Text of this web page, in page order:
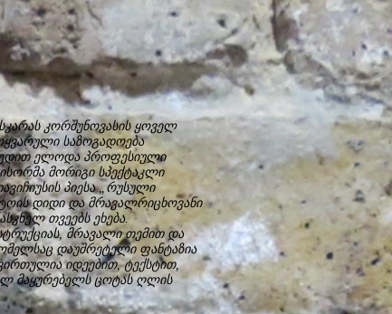
კორშუნოვასის ყოველ
საზოგადოება
ელოდა პროფესიული
მორიგი სპექტაკლი
პიესა „რუსული
დიდი და მრავალრიცხოვანი
თვეებს ეხება.
მრავალი თემით და
დაუშრეტელი ფანტაზია
იდეებით, ტექსტით,
მაყურებელს ცოტას ღლის